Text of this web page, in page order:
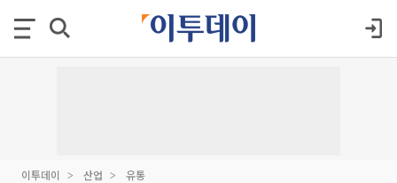
이투데이 산업 유통